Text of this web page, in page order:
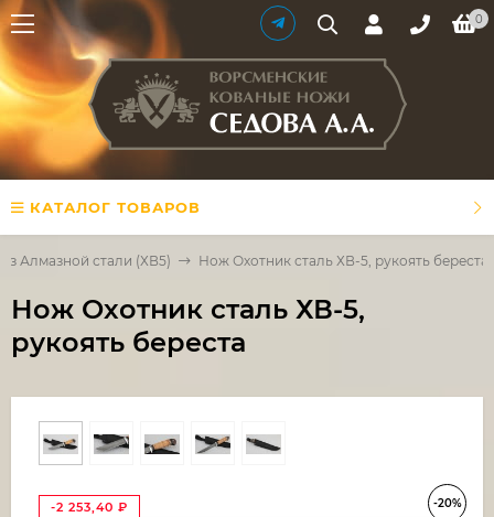
0
КАТАЛОГ ТОВАРОВ
Алмазной стали (ХВ5) Нож Охотник сталь ХВ-5, рукоять береста
Нож Охотник сталь ХВ-5,
рукоять береста
-20%
-2 253,40 ₽